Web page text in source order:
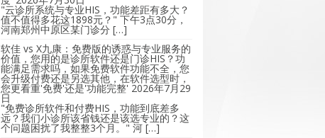
"云诊所系统与专业HIS，功能差距有多大？
值不值得多花这1898元？" 下午3点30分，
河南郑州中原区某门诊分 […]
软佳 vs X九康：免费版的诱惑与专业服务的
价值，您用的是诊所软件还是门诊HIS？功
能满足需求吗，如果免费软件功能不全，您
会升级付费还是另选其他，在软件选型时，
您更看重'免费'还是'功能完整' 2026年7月29
日
"免费诊所软件和付费HIS，功能到底差多
远？我们小诊所该省钱还是该选专业的？这
个问题困扰了我整整3个月。" 河 […]